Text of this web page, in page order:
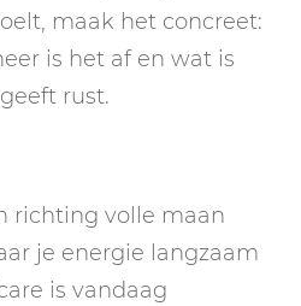
maak het concreet:
is het af en wat is
rust.
richting volle maan
je energie langzaam
is vandaag